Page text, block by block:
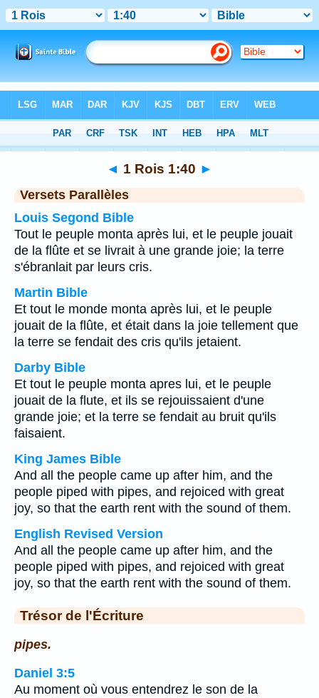
Chapitre 1> Verset 40
◄ 1 Rois 1:40 ►
Versets Parallèles
Louis Segond Bible
Tout le peuple monta après lui, et le peuple jouait
de la flûte et se livrait à une grande joie; la terre
s'ébranlait par leurs cris.
Martin Bible
Et tout le monde monta après lui, et le peuple
jouait de la flûte, et était dans la joie tellement que
la terre se fendait des cris qu'ils jetaient.
Darby Bible
Et tout le peuple monta apres lui, et le peuple
jouait de la flute, et ils se rejouissaient d'une
grande joie; et la terre se fendait au bruit qu'ils
faisaient.
King James Bible
And all the people came up after him, and the
people piped with pipes, and rejoiced with great
joy, so that the earth rent with the sound of them.
English Revised Version
And all the people came up after him, and the
people piped with pipes, and rejoiced with great
joy, so that the earth rent with the sound of them.
Trésor de l'Écriture
pipes.
Daniel 3:5
Au moment où vous entendrez le son de la